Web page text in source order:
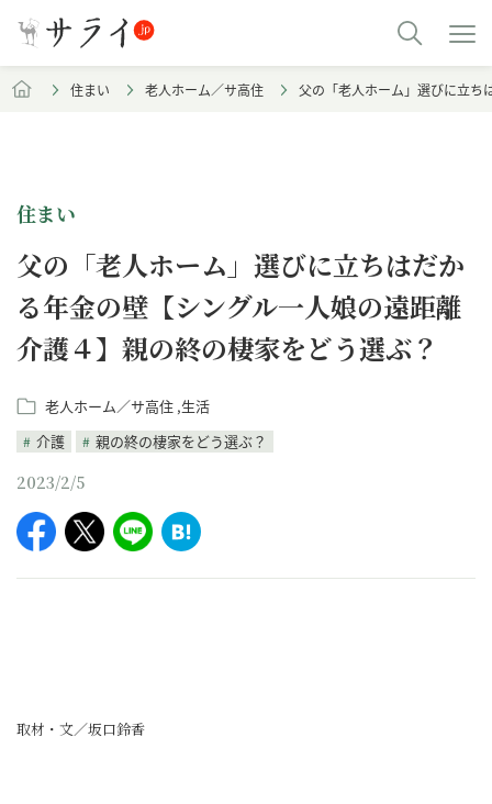
住まい 老人ホーム／サ高住 父の「老人ホーム」選びに立ち
住まい
父の「老人ホーム」選びに立ちはだか
る年金の壁【シングル一人娘の遠距離
介護４】親の終の棲家をどう選ぶ？
老人ホーム／サ高住 生活
介護
親の終の棲家をどう選ぶ？
2023/2/5
取材・文／坂口鈴香